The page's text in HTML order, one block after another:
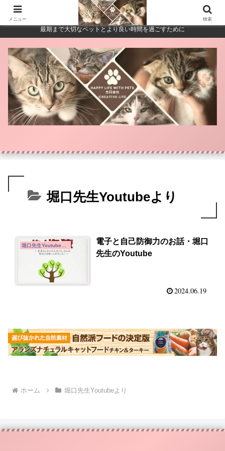
最期まで大切なペットとより良い時間を過ごすために
堀口先生Youtubeより
電子と自己防御力のお話・堀口
先生のYoutube
2024.06.19
ホーム 堀口先生Youtubeより
メニュー 検索